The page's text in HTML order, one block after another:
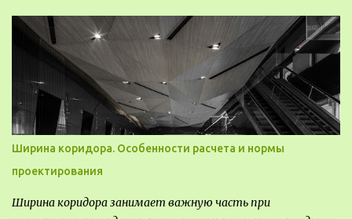
универсальные тематические временные постоянные
передвижные стационарные Назначение выставочных
павильонов - показ экспозиции, с целью информации,
пропаганды, рекламы, внедрения новых технологий, обмен
опытом, привлечения внимания и т.д.
Ширина коридора. Особенности расчета и нормы
проектирования
Ширина коридора занимает важную часть при